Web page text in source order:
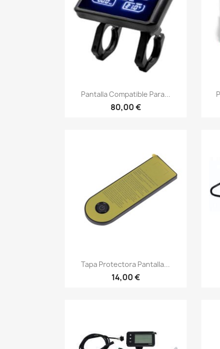
Vista rápida
Pantalla Compatible Para...
80,00 €
Vista rápida
Tapa Protectora Pantalla...
14,00 €